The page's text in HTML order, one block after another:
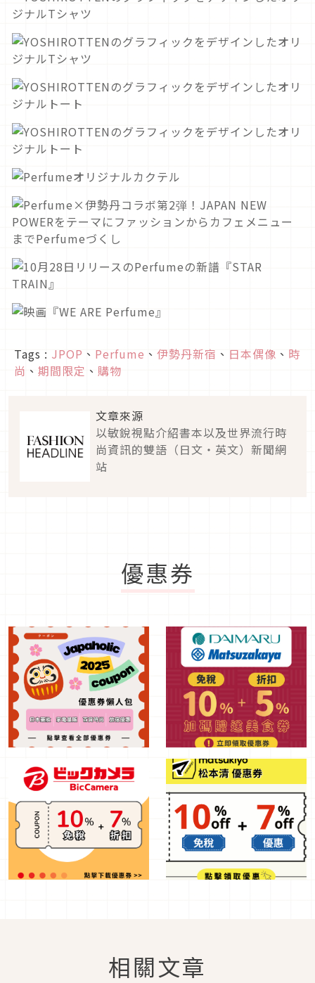
Tags : JPOP 、 Perfume 、 伊勢丹新宿 、 日本偶像 、 時
尚 、 期間限定 、 購物
文章來源
以敏銳視點介紹書本以及世界流行時
尚資訊的雙語（日文・英文）新聞網
站
優惠券
相關文章